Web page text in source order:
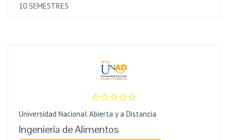
10 SEMESTRES
Universidad Nacional Abierta y a Distancia
Ingeniería de Alimentos